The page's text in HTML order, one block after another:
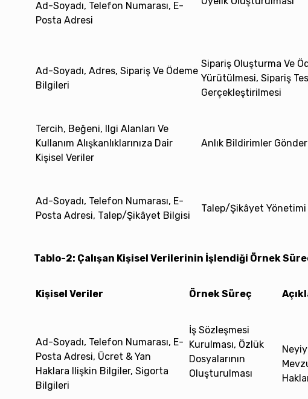
Ad-Soyadı, Telefon Numarası, E-
Posta Adresi
Ad-Soyadı, Adres, Sipariş Ve Ödeme
Bilgileri
Sipariş Oluşturma Ve
Yürütülmesi, Sipariş
Gerçekleştirilmesi
Tercih, Beğeni, Ilgi Alanları Ve
Kullanım Alışkanlıklarınıza Dair
Kişisel Veriler
Anlık Bildirimler
Ad-Soyadı, Telefon Numarası, E-
Posta Adresi, Talep/şikâyet Bilgisi
Talep/şikâyet Yönetimi
Tablo-2: Çalışan Kişisel Verilerinin İşlendiği Örnek
Kişisel Veriler Örnek Süreç
Ad-Soyadı, Telefon Numarası, E-
Posta Adresi, Ücret & Yan
Haklara Ilişkin Bilgiler, Sigorta
Bilgileri
İş Sözleşmesi
Kurulması, Özlük
Dosyalarının
Oluşturulması